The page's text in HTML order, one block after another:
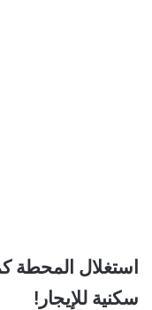
استغلال المحطة
سكنية للإيجار!